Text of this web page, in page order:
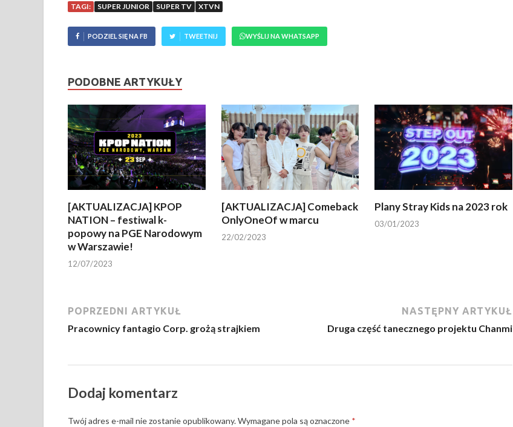
TAGI: SUPER JUNIOR SUPER TV XTVN
PODZIEL SIĘ NA FB TWEETNIJ WYŚLIJ NA WHATSAPP
PODOBNE ARTYKUŁY
[AKTUALIZACJA] KPOP
NATION – festiwal k-
popowy na PGE Narodowym
w Warszawie!
12/07/2023
[AKTUALIZACJA] Comeback
OnlyOneOf w marcu
22/02/2023
Plany Stray Kids na 2023 rok
03/01/2023
POPRZEDNI ARTYKUŁ
Pracownicy fantagio Corp. grożą strajkiem
NASTĘPNY ARTYKUŁ
Druga część tanecznego projektu Chanmi
Dodaj komentarz
Twój adres e-mail nie zostanie opublikowany.Wymagane pola są oznaczone *